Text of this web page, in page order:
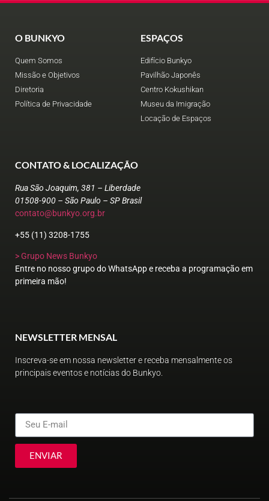
O BUNKYO
Quem Somos
Missão e Objetivos
Diretoria
Política de Privacidade
ESPAÇOS
Edifício Bunkyo
Pavilhão Japonês
Centro Kokushikan
Museu da Imigração
Locação de Espaços
CONTATO & LOCALIZAÇÃO
Rua São Joaquim, 381 – Liberdade
01508-900 – São Paulo – SP Brasil
contato@bunkyo.org.br
+55 (11) 3208-1755
> Grupo News Bunkyo
Entre no nosso grupo do WhatsApp e receba a programação em
primeira mão!
NEWSLETTER MENSAL
Inscreva-se em nossa newsletter e receba mensalmente os
principais eventos e notícias do Bunkyo.
ENVIAR